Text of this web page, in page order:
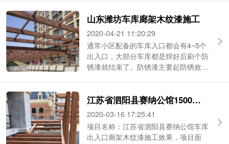
山东潍坊车库廊架木纹漆施工
2020-04-21 11:20:29
通常小区配备的车库入口都会有4~5个
出入口，大部分车库都是焊好后刷个防
锈漆就结束了。防锈漆主要起防锈效
江苏省泗阳县赛纳公馆1500㎡廊架木纹漆车库出入口
2020-03-16 17:25:41
项目名称：江苏省泗阳县赛纳公馆车库
出入口廊架木纹漆施工效果，项目面